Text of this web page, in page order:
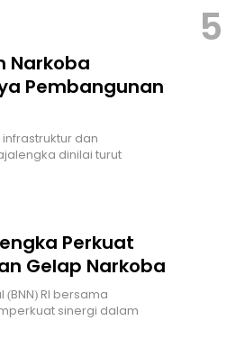
Narkoba
Pembangunan
infrastruktur dan
dinilai turut
Perkuat
Gelap Narkoba
(BNN) RI bersama
sinergi dalam
5